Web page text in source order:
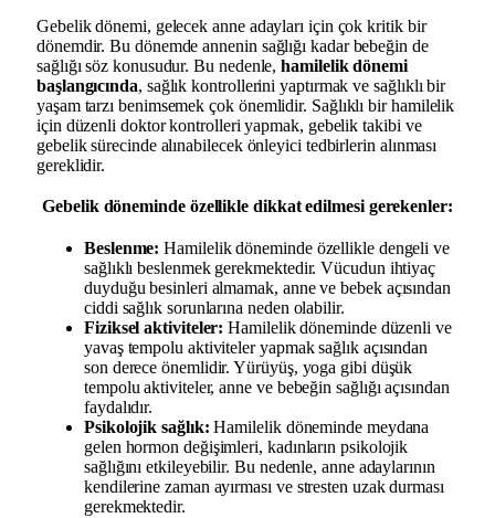
Gebelik dönemi, gelecek anne adayları için çok kritik bir
dönemdir. Bu dönemde annenin sağlığı kadar bebeğin de
sağlığı söz konusudur. Bu nedenle,hamilelik dönemi
başlangıcında, sağlık kontrollerini yaptırmak ve sağlıklı bir
yaşam tarzı benimsemek çok önemlidir. Sağlıklı bir hamilelik
için düzenli doktor kontrolleri yapmak, gebelik takibi ve
gebelik sürecinde alınabilecek önleyici tedbirlerin alınması
gereklidir.
Gebelik döneminde özellikle dikkat edilmesi gerekenler:
Beslenme: Hamilelik döneminde özellikle dengeli ve
sağlıklı beslenmek gerekmektedir. Vücudun ihtiyaç
duyduğu besinleri almamak, anne ve bebek açısından
ciddi sağlık sorunlarına neden olabilir.
Fiziksel aktiviteler: Hamilelik döneminde düzenli ve
yavaş tempolu aktiviteler yapmak sağlık açısından
son derece önemlidir. Yürüyüş, yoga gibi düşük
tempolu aktiviteler, anne ve bebeğin sağlığı açısından
faydalıdır.
Psikolojik sağlık: Hamilelik döneminde meydana
gelen hormon değişimleri, kadınların psikolojik
sağlığını etkileyebilir. Bu nedenle, anne adaylarının
kendilerine zaman ayırması ve stresten uzak durması
gerekmektedir.